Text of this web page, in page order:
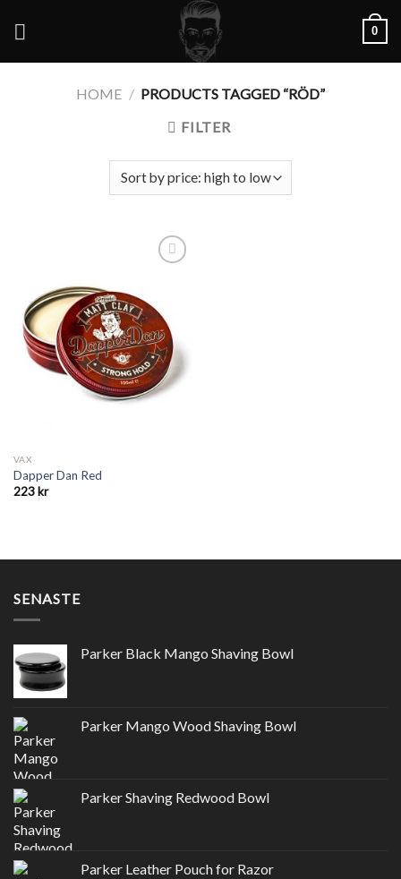
0
HOME / PRODUCTS TAGGED “RÖD”
FILTER
VAX
Dapper Dan Red
223kr
SENASTE
Parker Black Mango Shaving Bowl
Parker Mango Wood Shaving Bowl
Parker Shaving Redwood Bowl
Parker Leather Pouch for Razor